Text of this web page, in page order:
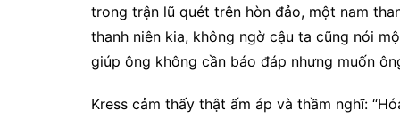
trong trận lũ quét trên hòn đảo, một nam
thanh niên kia, không ngờ cậu ta cũng nói
giúp ông không cần báo đáp nhưng muốn
Kress cảm thấy thật ấm áp và thầm nghĩ: